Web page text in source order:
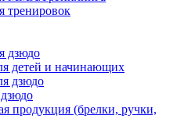
тренировок
дзюдо
детей и начинающих
дзюдо
продукция (брелки, ручки,